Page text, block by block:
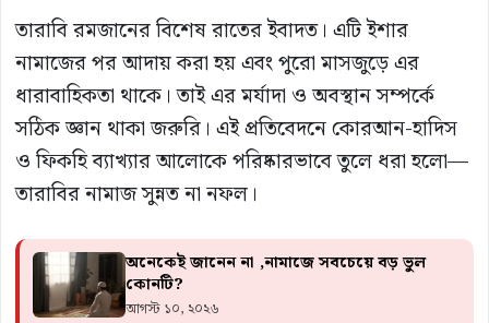
তারাবি রমজানের বিশেষ রাতের ইবাদত। এটি ইশার
নামাজের পর আদায় করা হয় এবং পুরো মাসজুড়ে এর
ধারাবাহিকতা থাকে। তাই এর মর্যাদা ও অবস্থান সম্পর্কে
সঠিক জ্ঞান থাকা জরুরি। এই প্রতিবেদনে কোরআন-হাদিস
ও ফিকহি ব্যাখ্যার আলোকে পরিষ্কারভাবে তুলে ধরা হলো—
তারাবির নামাজ সুন্নত না নফল।
অনেকেই জানেন না ,নামাজে সবচেয়ে বড় ভুল
কোনটি?
আগস্ট ১০, ২০২৬